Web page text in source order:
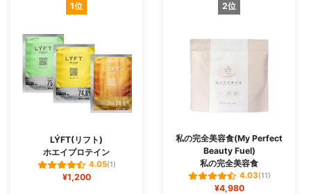
1位
LÝFT(リフト)
ホエイプロテイン
4.05(1)
¥1,200
2位
私の完全美容食(My Perfect
Beauty Fuel)
私の完全美容食
4.03(11)
¥4,980